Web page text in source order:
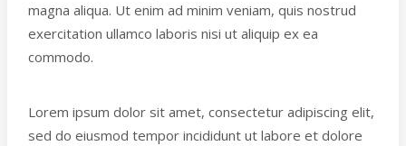
magna aliqua. Ut enim ad minim veniam, quis nostrud
exercitation ullamco laboris nisi ut aliquip ex ea
commodo.
Lorem ipsum dolor sit amet, consectetur adipiscing elit,
sed do eiusmod tempor incididunt ut labore et dolore